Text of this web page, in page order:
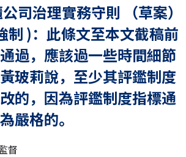
公司治理實務守則 （草案）
制 )：此條文至本文截稿前
過，應該過一些時間細節
玻莉說，至少其評鑑制度
的，因為評鑑制度指標通
嚴格的。
督